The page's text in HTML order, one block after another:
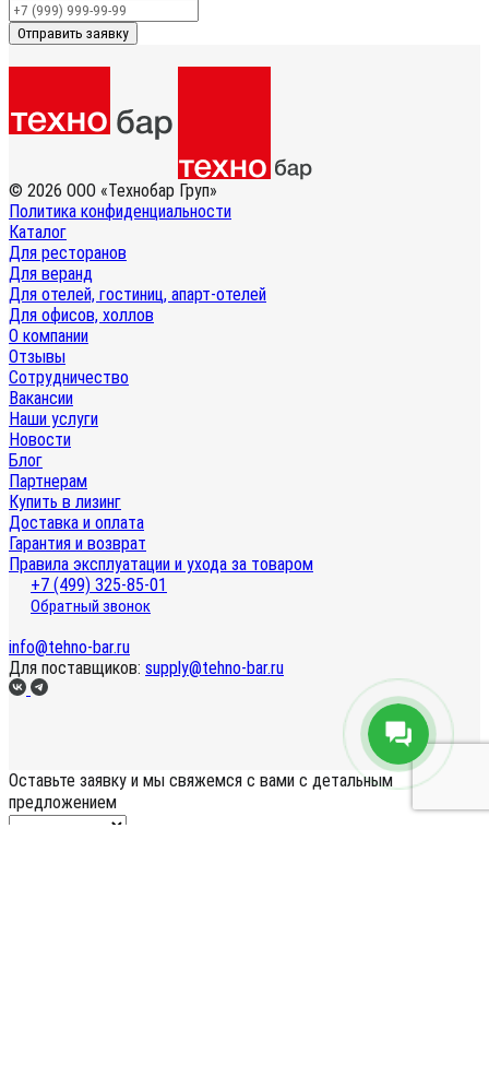
Отправить заявку
© 2026 ООО «Технобар Груп»
Политика конфиденциальности
Каталог
Для ресторанов
Для веранд
Для отелей, гостиниц, апарт-отелей
Для офисов, холлов
О компании
Отзывы
Сотрудничество
Вакансии
Наши услуги
Новости
Блог
Партнерам
Купить в лизинг
Доставка и оплата
Гарантия и возврат
Правила эксплуатации и ухода за товаром
+7 (499) 325-85-01
Обратный звонок
info@tehno-bar.ru
Для поставщиков: supply@tehno-bar.ru
Оставьте заявку и мы свяжемся с вами с детальным
предложением